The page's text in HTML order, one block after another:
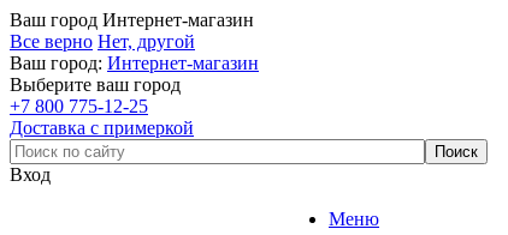
Ваш город Интернет-магазин
Все верно Нет, другой
Ваш город: Интернет-магазин
Выберите ваш город
+7 800 775-12-25
Доставка с примеркой
Вход
Меню